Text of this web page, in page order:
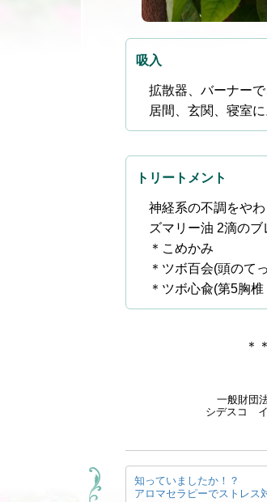
吸入
拡散器、バーナー
居間、玄関、寝室に
トリートメント
神経系の不調をや
ズマリー油 2滴の
＊こめかみ
＊ツボ百会(頭のて
＊ツボ心兪(第5胸
＊
一般財団
シデスコ
投
稿
知っていましたか！？
アロマセラピーでストレス